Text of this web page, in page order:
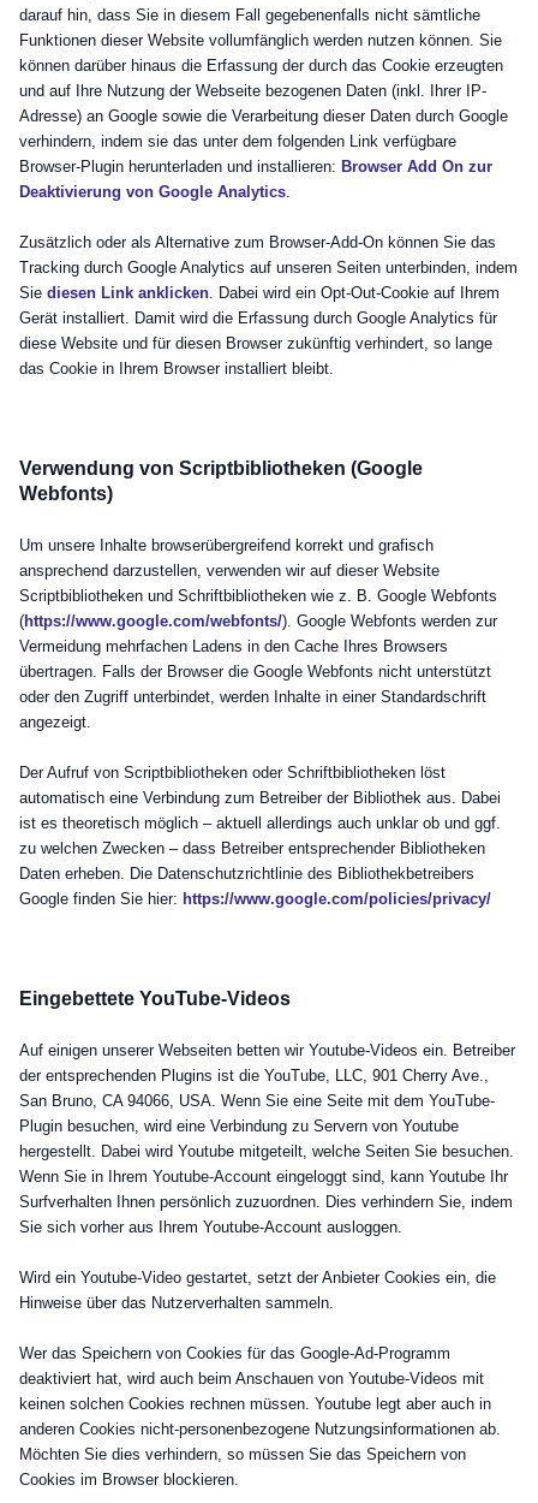
darauf hin, dass Sie in diesem Fall gegebenenfalls nicht sämtliche
Funktionen dieser Website vollumfänglich werden nutzen können. Sie
können darüber hinaus die Erfassung der durch das Cookie erzeugten
und auf Ihre Nutzung der Webseite bezogenen Daten (inkl. Ihrer IP-
Adresse) an Google sowie die Verarbeitung dieser Daten durch Google
verhindern, indem sie das unter dem folgenden Link verfügbare
Browser-Plugin herunterladen und installieren: Browser Add On zur
Deaktivierung von Google Analytics.
Zusätzlich oder als Alternative zum Browser-Add-On können Sie das
Tracking durch Google Analytics auf unseren Seiten unterbinden, indem
Sie diesen Link anklicken. Dabei wird ein Opt-Out-Cookie auf Ihrem
Gerät installiert. Damit wird die Erfassung durch Google Analytics für
diese Website und für diesen Browser zukünftig verhindert, so lange
das Cookie in Ihrem Browser installiert bleibt.
Verwendung von Scriptbibliotheken (Google
Webfonts)
Um unsere Inhalte browserübergreifend korrekt und grafisch
ansprechend darzustellen, verwenden wir auf dieser Website
Scriptbibliotheken und Schriftbibliotheken wie z. B. Google Webfonts
(https://www.google.com/webfonts/). Google Webfonts werden zur
Vermeidung mehrfachen Ladens in den Cache Ihres Browsers
übertragen. Falls der Browser die Google Webfonts nicht unterstützt
oder den Zugriff unterbindet, werden Inhalte in einer Standardschrift
angezeigt.
Der Aufruf von Scriptbibliotheken oder Schriftbibliotheken löst
automatisch eine Verbindung zum Betreiber der Bibliothek aus. Dabei
ist es theoretisch möglich – aktuell allerdings auch unklar ob und ggf.
zu welchen Zwecken – dass Betreiber entsprechender Bibliotheken
Daten erheben. Die Datenschutzrichtlinie des Bibliothekbetreibers
Google finden Sie hier: https://www.google.com/policies/privacy/
Eingebettete YouTube-Videos
Auf einigen unserer Webseiten betten wir Youtube-Videos ein. Betreiber
der entsprechenden Plugins ist die YouTube, LLC, 901 Cherry Ave.,
San Bruno, CA 94066, USA. Wenn Sie eine Seite mit dem YouTube-
Plugin besuchen, wird eine Verbindung zu Servern von Youtube
hergestellt. Dabei wird Youtube mitgeteilt, welche Seiten Sie besuchen.
Wenn Sie in Ihrem Youtube-Account eingeloggt sind, kann Youtube Ihr
Surfverhalten Ihnen persönlich zuzuordnen. Dies verhindern Sie, indem
Sie sich vorher aus Ihrem Youtube-Account ausloggen.
Wird ein Youtube-Video gestartet, setzt der Anbieter Cookies ein, die
Hinweise über das Nutzerverhalten sammeln.
Wer das Speichern von Cookies für das Google-Ad-Programm
deaktiviert hat, wird auch beim Anschauen von Youtube-Videos mit
keinen solchen Cookies rechnen müssen. Youtube legt aber auch in
anderen Cookies nicht-personenbezogene Nutzungsinformationen ab.
Möchten Sie dies verhindern, so müssen Sie das Speichern von
Cookies im Browser blockieren.